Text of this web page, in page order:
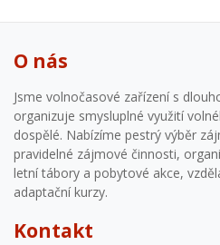
O nás
Jsme volnočasové zařízení s
organizuje smysluplné využití
dospělé. Nabízíme pestrý výběr
pravidelné zájmové činnosti,
letní tábory a pobytové akce,
adaptační kurzy.
Kontakt